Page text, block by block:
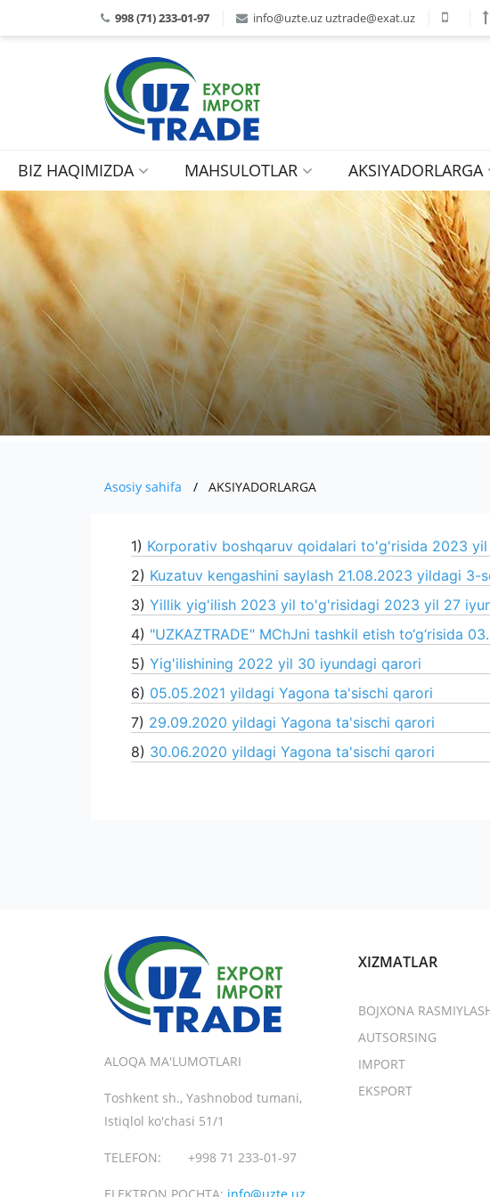
998 (71) 233-01-97 info@uzte.uz uztrade@exat.uz
BIZ HAQIMIZDA MAHSULOTLAR AKSIYADORLARGA
Asosiy sahifa AKSIYADORLARGA
1) Korporativ boshqaruv qoidalari to'g'risida 2023
2) Kuzatuv kengashini saylash 21.08.2023 yildagi 3-
3) Yillik yig'ilish 2023 yil to'g'risidagi 2023 yil 27
4) "UZKAZTRADE" MChJni tashkil etish to‘g‘risida
5) Yig'ilishining 2022 yil 30 iyundagi qarori
6) 05.05.2021 yildagi Yagona ta'sischi qarori
7) 29.09.2020 yildagi Yagona ta'sischi qarori
8) 30.06.2020 yildagi Yagona ta'sischi qarori
ALOQA MA'LUMOTLARI
Toshkent sh., Yashnobod tumani,
Istiqlol ko'chasi 51/1
TELEFON: +998 71 233-01-97
XIZMATLAR
BOJXONA
AUTSORSING
IMPORT
EKSPORT